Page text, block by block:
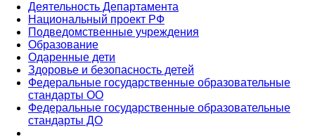
Деятельность Департамента
Национальный проект РФ
Подведомственные учреждения
Образование
Одаренные дети
Здоровье и безопасность детей
Федеральные государственные образовательные
стандарты ОО
Федеральные государственные образовательные
стандарты ДО